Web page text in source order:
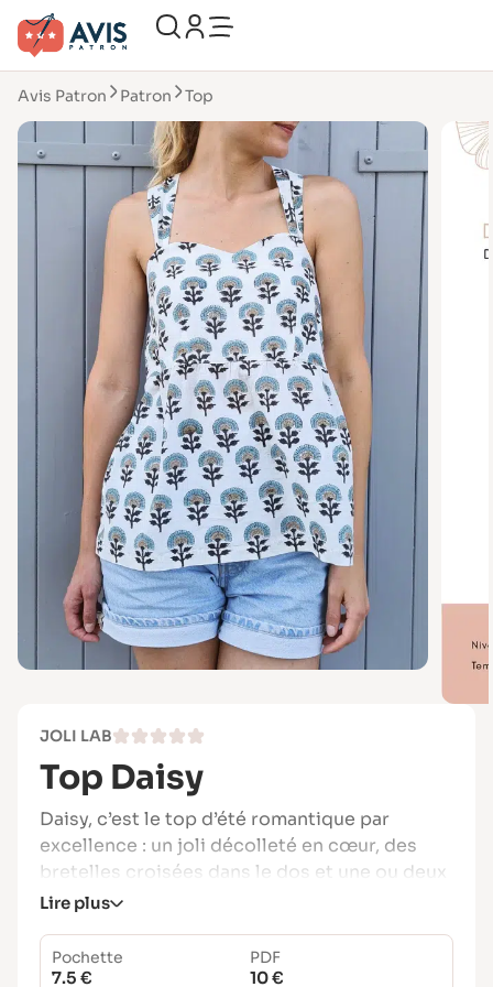
Avis Patron Patron Top
JOLI LAB
Top Daisy
Daisy, c’est le top d’été romantique par
excellence : un joli décolleté en cœur, des
bretelles croisées dans le dos et une ou deux
basques selon votre style.
Facile à coudre, personnalisable à souhait
(avec ou sans boutonnage devant), Daisy
Lire plus
Pochette
7.5 €
PDF
10 €